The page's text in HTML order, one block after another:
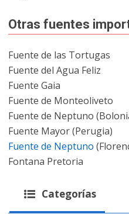
Otras fuentes
Fuente de las Tortugas
Fuente del Agua Feliz
Fuente Gaia
Fuente de Monteoliveto
Fuente de Neptuno
Fuente Mayor (Perugia)
Fuente de Neptuno
Fontana Pretoria
Categorías